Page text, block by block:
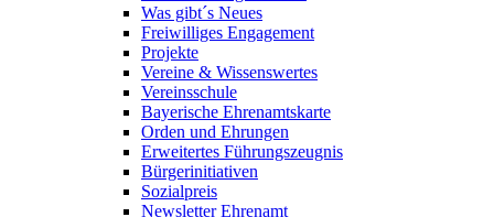
Was gibt´s Neues
Freiwilliges Engagement
Projekte
Vereine & Wissenswertes
Vereinsschule
Bayerische Ehrenamtskarte
Orden und Ehrungen
Erweitertes Führungszeugnis
Bürgerinitiativen
Sozialpreis
Newsletter Ehrenamt